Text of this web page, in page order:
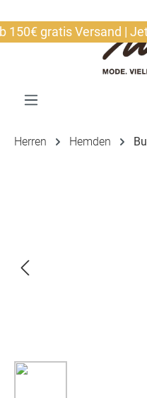
gratis Versand | Jetzt
Herren Hemden